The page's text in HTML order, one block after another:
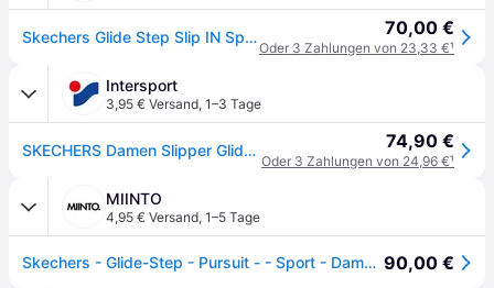
Skechers Glide Step Slip IN Sportschuh Weiß 70,00 €
Oder 3 Zahlungen von 23,33 €¹
Intersport
3,95 € Versand, 1–3 Tage
SKECHERS Damen Slipper Glide-Step®– Pursuit 74,90 €
Oder 3 Zahlungen von 24,96 €¹
MIINTO
4,95 € Versand, 1–5 Tage
Skechers - Glide-Step - Pursuit - - Sport - Damen - Weiß - 42 EU 90,00 €